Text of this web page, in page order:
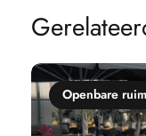
Gerelateer
Openbare